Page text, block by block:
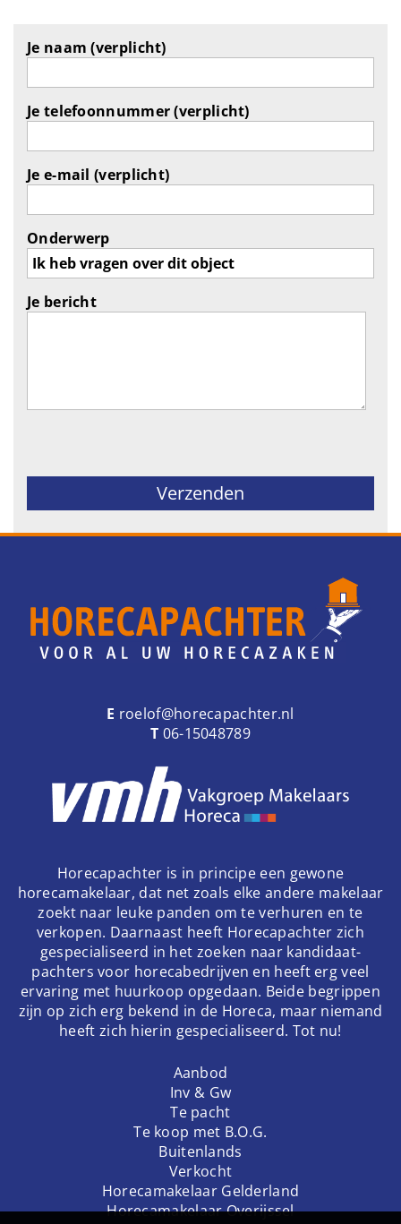
Je naam (verplicht)
Je telefoonnummer (verplicht)
Je e-mail (verplicht)
Onderwerp
Je bericht
E roelof@horecapachter.nl
T 06-15048789
Horecapachter is in principe een gewone
horecamakelaar, dat net zoals elke andere makelaar
zoekt naar leuke panden om te verhuren en te
verkopen. Daarnaast heeft Horecapachter zich
gespecialiseerd in het zoeken naar kandidaat-
pachters voor horecabedrijven en heeft erg veel
ervaring met huurkoop opgedaan. Beide begrippen
zijn op zich erg bekend in de Horeca, maar niemand
heeft zich hierin gespecialiseerd. Tot nu!
Aanbod
Inv & Gw
Te pacht
Te koop met B.O.G.
Buitenlands
Verkocht
Horecamakelaar Gelderland
Horecamakelaar Overijssel